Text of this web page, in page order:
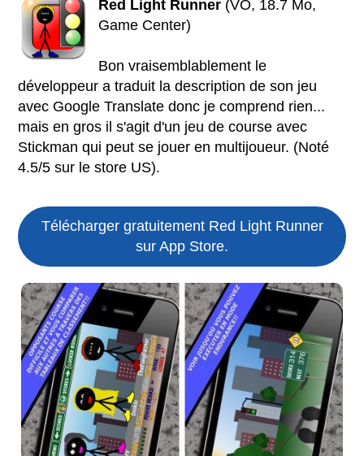
Red Light Runner (VO, 18.7 Mo,
Game Center)
Bon vraisemblablement le
développeur a traduit la description de son jeu
avec Google Translate donc je comprend rien...
mais en gros il s'agit d'un jeu de course avec
Stickman qui peut se jouer en multijoueur. (Noté
4.5/5 sur le store US).
Télécharger gratuitement Red Light Runner
sur App Store.